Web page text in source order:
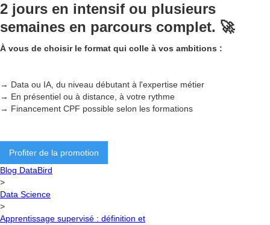
2 jours en intensif ou plusieurs
semaines en parcours complet. 🚀
À vous de choisir le format qui colle à vos ambitions :
→ Data ou IA, du niveau débutant à l'expertise métier
→ En présentiel ou à distance, à votre rythme
→ Financement CPF possible selon les formations
Profiter de la promotion
Blog DataBird
>
Data Science
>
Apprentissage supervisé : définition et